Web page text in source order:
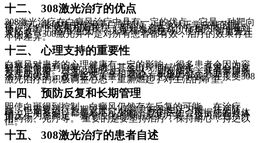
十二、 308激光治疗的优点
308激光治疗在白癜风治疗中具有一定的优点。 它是一种靶向
性治疗，能够集中作用于白斑部位，减少对正常皮肤的损
伤。 治疗的效果相对较快，部分患者在几个疗程内即可看到
显然改善。 适用范围广，儿童和孕妇也可以使用。 但需要注
意的是，308激光并不是对所有患者都有效，治疗的效果存在
个体差异。
十三、 心理支持的重要性
白癜风对患者的心理健康有一定的影响。 很多患者会因为容
貌受损而感到自卑、焦虑，甚至出现抑郁情绪。 寻求心理支
持非常重要。 您可以向医生、家人、朋友倾诉，或者参加病
友互助小组，分享经验，互相鼓励。 积极的心态有助于提高
治疗的效果，改善生活质量。 曾经有患者告诉我，在接受308
激光治疗的积极调整心态，重新燃起了对生活的希望。
十四、 预防反复和长期管理
即使白斑得到控制，白癜风仍然存在反复的可能。 在治疗
后，也需要进行长期管理。 保持良好的生活习惯，注意防
晒，定期复诊，都是必不可少的。 您的医生会根据您的具体
情况，为您制定一套个性化的预防反复方案。 这可能包括外
用药物、光疗等。 重要的是要坚持治疗，保持耐心，持之以
恒。
十五、 308激光治疗的患者自述